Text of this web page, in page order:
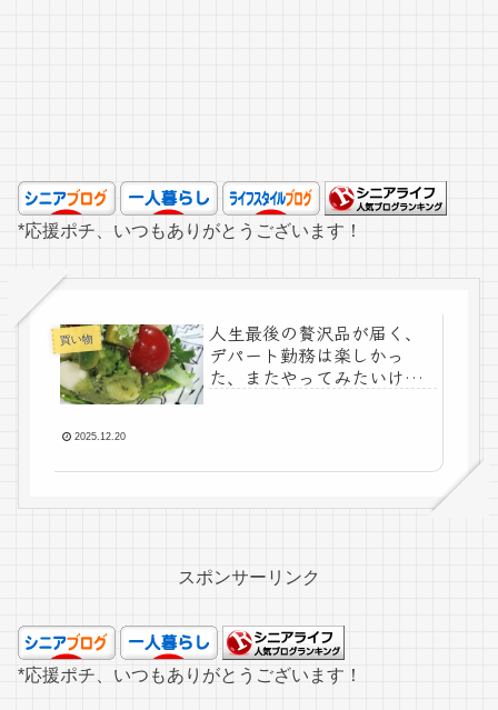
*応援ポチ、いつもありがとうございます！
買い物
人生最後の贅沢品が届く、
デパート勤務は楽しかっ
た、またやってみたいけ
2025.12.20
スポンサーリンク
*応援ポチ、いつもありがとうございます！